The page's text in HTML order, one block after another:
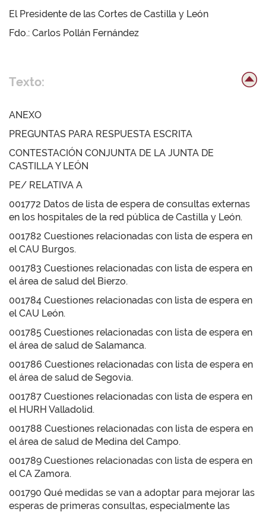
El Presidente de las Cortes de Castilla y León
Fdo.: Carlos Pollán Fernández
Texto:
ANEXO
PREGUNTAS PARA RESPUESTA ESCRITA
CONTESTACIÓN CONJUNTA DE LA JUNTA DE
CASTILLA Y LEÓN
PE/ RELATIVA A
001772 Datos de lista de espera de consultas externas
en los hospitales de la red pública de Castilla y León.
001782 Cuestiones relacionadas con lista de espera en
el CAU Burgos.
001783 Cuestiones relacionadas con lista de espera en
el área de salud del Bierzo.
001784 Cuestiones relacionadas con lista de espera en
el CAU León.
001785 Cuestiones relacionadas con lista de espera en
el área de salud de Salamanca.
001786 Cuestiones relacionadas con lista de espera en
el área de salud de Segovia.
001787 Cuestiones relacionadas con lista de espera en
el HURH Valladolid.
001788 Cuestiones relacionadas con lista de espera en
el área de salud de Medina del Campo.
001789 Cuestiones relacionadas con lista de espera en
el CA Zamora.
001790 Qué medidas se van a adoptar para mejorar las
esperas de primeras consultas, especialmente las